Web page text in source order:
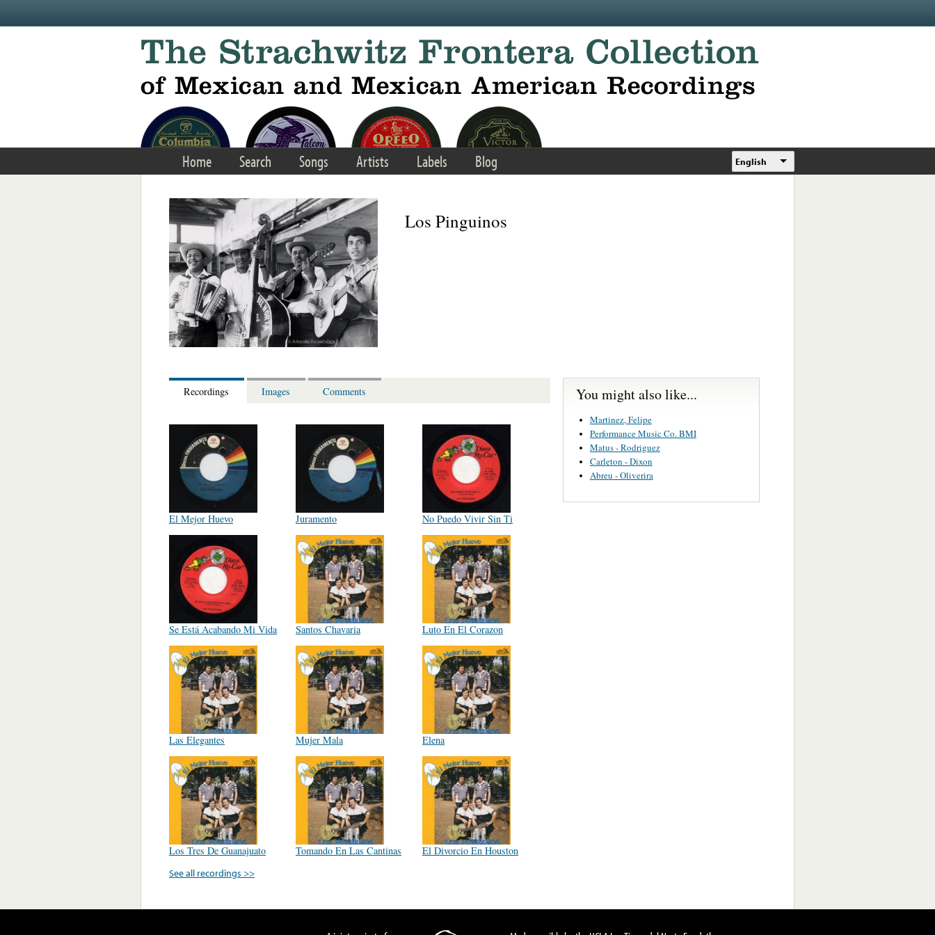
Home Search Songs Artists Labels Blog English
Los Pinguinos
Recordings Images Comments
El Mejor Huevo Juramento No Puedo Vivir Sin Ti
Se Está Acabando Mi Vida Santos Chavaria Luto En El Corazon
Las Elegantes Mujer Mala Elena
Los Tres De Guanajuato Tomando En Las Cantinas
El Divorcio En Houston
See all recordings >>
You might also like...
Martinez, Felipe
Performance Music Co. BMI
Matus - Rodriguez
Carleton - Dixon
Abreu - Oliverira